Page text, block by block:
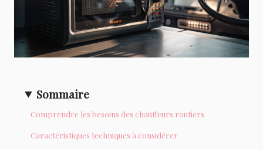
Sommaire
Comprendre les besoins des chauffeurs routiers
Caractéristiques techniques à considérer